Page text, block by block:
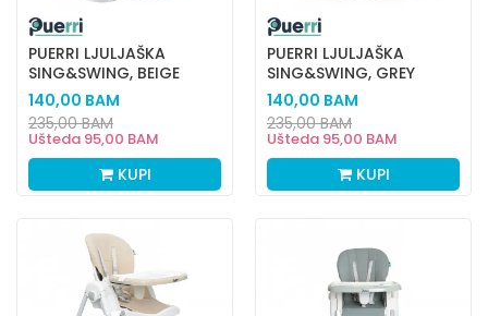
PUERRI LJULJAŠKA
SING&SWING, BEIGE
140,00 BAM
Ušteda 95,00 BAM
235,00BAM
KUPI
PUERRI LJULJAŠKA
SING&SWING, GREY
140,00 BAM
Ušteda 95,00 BAM
235,00BAM
KUPI